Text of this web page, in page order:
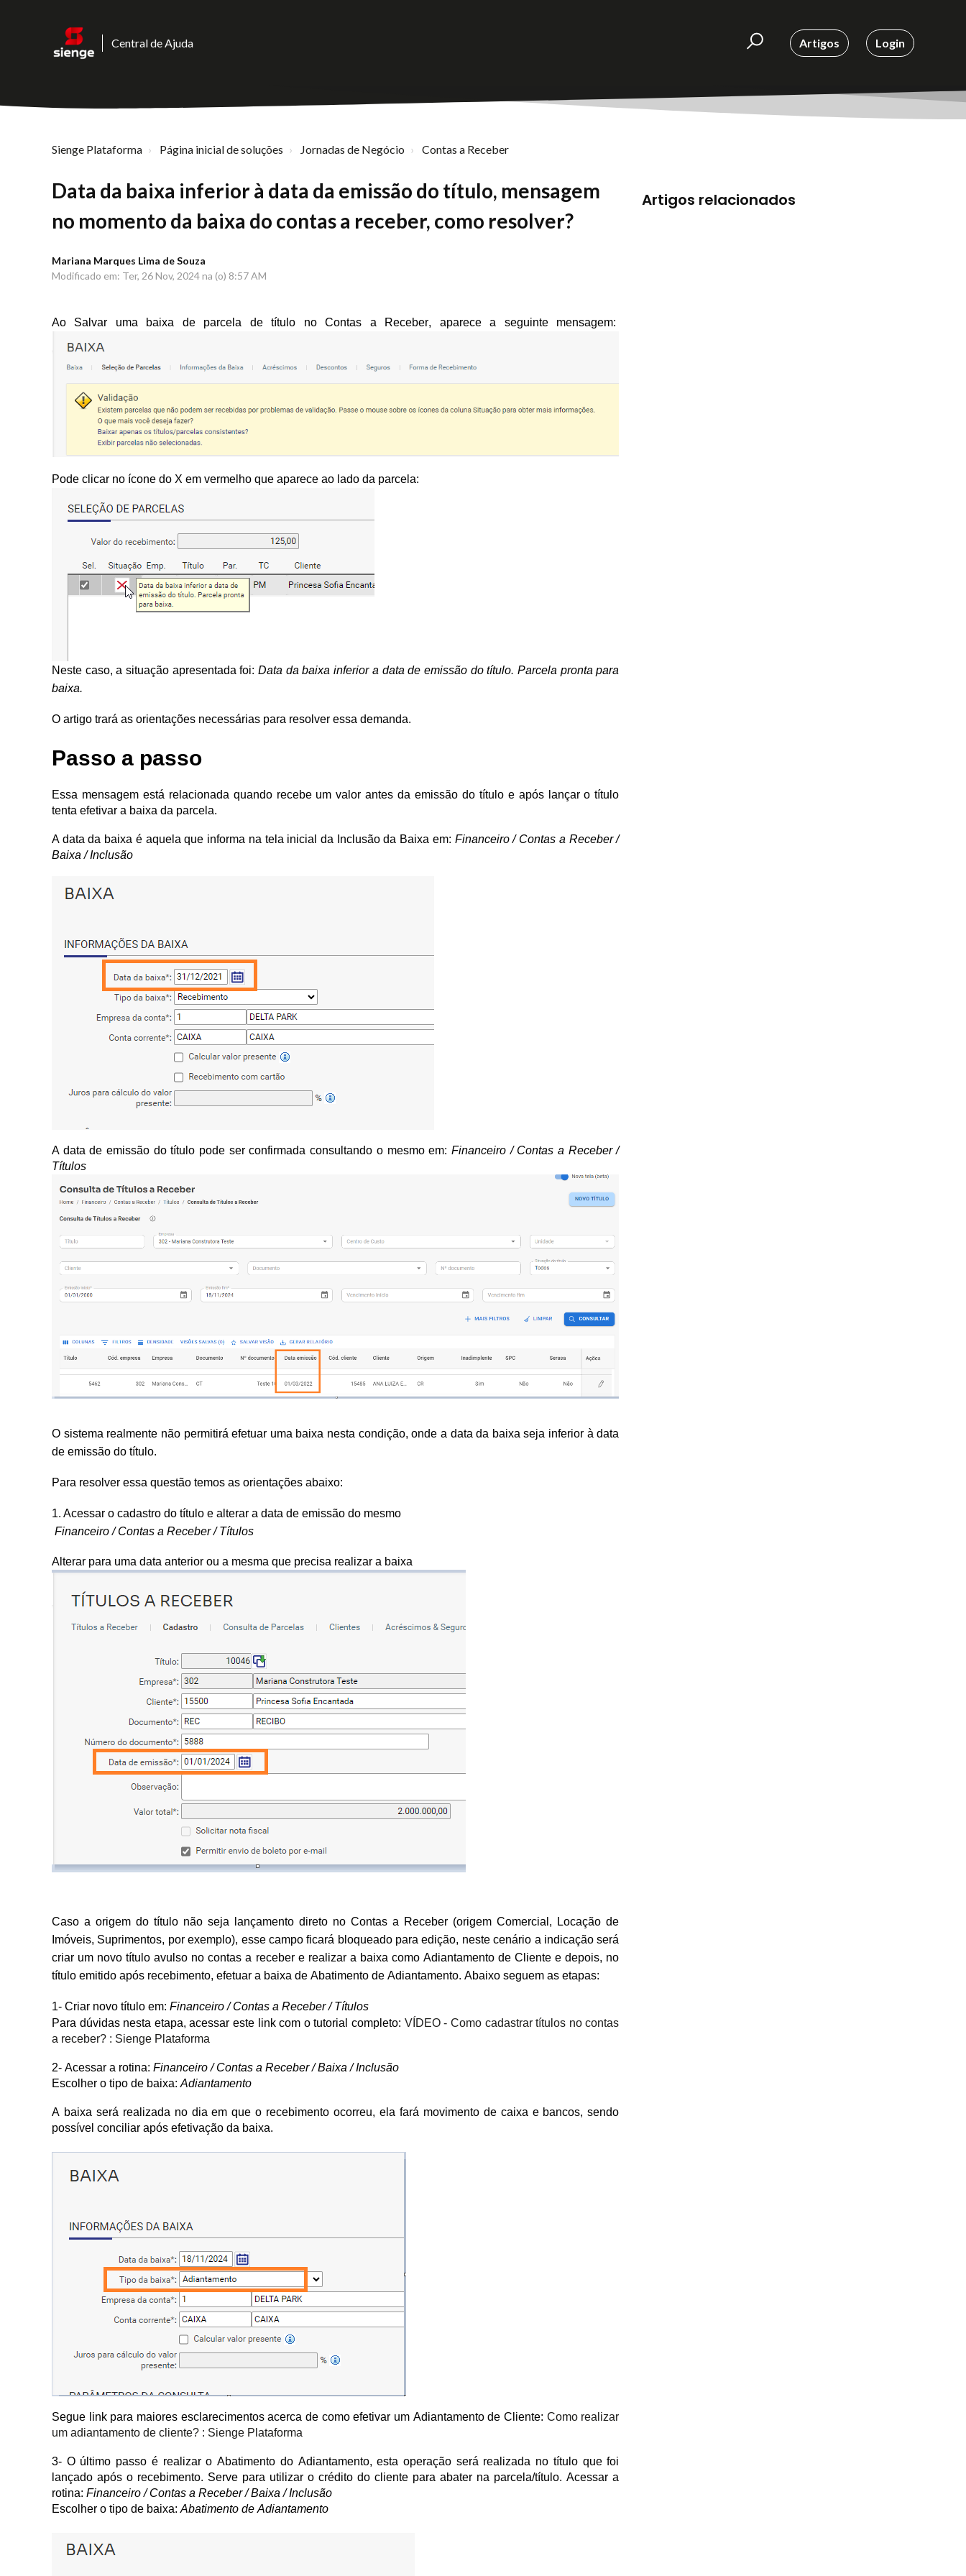
Central de Ajuda Artigos Login
Sienge Plataforma Página inicial de soluções Jornadas de Negócio Contas a Receber
Data da baixa inferior à data da emissão do título, mensagem
no momento da baixa do contas a receber, como resolver?
Mariana Marques Lima de Souza
Modificado em: Ter, 26 Nov, 2024 na (o) 8:57 AM
Ao Salvar uma baixa de parcela de título no Contas a Receber, aparece a seguinte mensagem:
Pode clicar no ícone do X em vermelho que aparece ao lado da parcela:
Neste caso, a situação apresentada foi:Data da baixa inferior a data de emissão do título. Parcela pronta para
baixa.
O artigo trará as orientações necessárias para resolver essa demanda.
Passo a passo
Essa mensagem está relacionada quando recebe um valor antes da emissão do título e após lançar o título
tenta efetivar a baixa da parcela.
A data da baixa é aquela que informa na tela inicial da Inclusão da Baixa em: Financeiro / Contas a Receber /
Baixa / Inclusão
A data de emissão do título pode ser confirmada consultando o mesmo em: Financeiro / Contas a Receber /
Títulos
O sistema realmente não permitirá efetuar uma baixa nesta condição, onde a data da baixa seja inferior à data
de emissão do título.
Para resolver essa questão temos as orientações abaixo:
1. Acessar o cadastro do título e alterar a data de emissão do mesmo
Financeiro / Contas a Receber / Títulos
Alterar para uma data anterior ou a mesma que precisa realizar a baixa
Caso a origem do título não seja lançamento direto no Contas a Receber (origem Comercial, Locação de
Imóveis, Suprimentos, por exemplo), esse campo ficará bloqueado para edição, neste cenário a indicação será
criar um novo título avulso no contas a receber e realizar a baixa como Adiantamento de Cliente e depois, no
título emitido após recebimento, efetuar a baixa de Abatimento de Adiantamento. Abaixo seguem as etapas:
1- Criar novo título em: Financeiro / Contas a Receber / Títulos
Para dúvidas nesta etapa, acessar este link com o tutorial completo: VÍDEO - Como cadastrar títulos no contas
a receber? : Sienge Plataforma
2- Acessar a rotina: Financeiro / Contas a Receber / Baixa / Inclusão
Escolher o tipo de baixa: Adiantamento
A baixa será realizada no dia em que o recebimento ocorreu, ela fará movimento de caixa e bancos, sendo
possível conciliar após efetivação da baixa.
Segue link para maiores esclarecimentos acerca de como efetivar um Adiantamento de Cliente: Como realizar
um adiantamento de cliente? : Sienge Plataforma
3- O último passo é realizar o Abatimento do Adiantamento, esta operação será realizada no título que foi
lançado após o recebimento. Serve para utilizar o crédito do cliente para abater na parcela/título. Acessar a
rotina: Financeiro / Contas a Receber / Baixa / Inclusão
Escolher o tipo de baixa: Abatimento de Adiantamento
Artigos relacionados